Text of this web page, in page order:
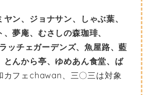
ン、ジョナサン、しゃぶ葉、
夢庵、むさしの森珈琲、
ッチェガーデンズ、魚屋路、藍
とんから亭、ゆめあん食堂、ば
カフェchawan、三〇三は対象